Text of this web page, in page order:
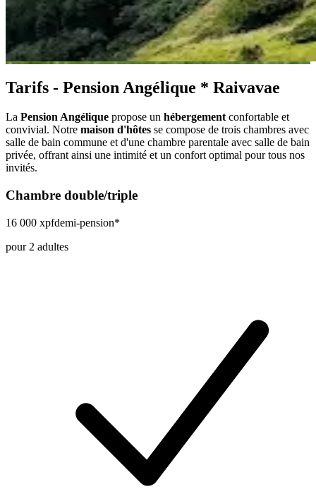
Tarifs - Pension Angélique * Raivavae
La Pension Angélique propose un hébergementconfortable et
convivial. Notre maison d'hôtes se compose de trois chambres avec
salle de bain commune et d'une chambre parentale avec salle de bain
privée, offrant ainsi une intimité et un confort optimal pour tous nos
invités.
Chambre double/triple
16 000 xpfdemi-pension*
pour 2 adultes